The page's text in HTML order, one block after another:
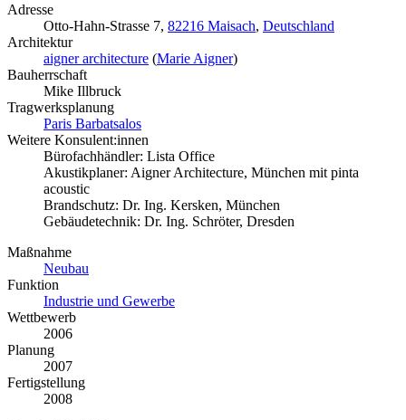
Adresse
Otto-Hahn-Strasse 7, 82216 Maisach, Deutschland
Architektur
aigner architecture (Marie Aigner)
Bauherrschaft
Mike Illbruck
Tragwerksplanung
Paris Barbatsalos
Weitere Konsulent:innen
Bürofachhändler: Lista Office
Akustikplaner: Aigner Architecture, München mit pinta
acoustic
Brandschutz: Dr. Ing. Kersken, München
Gebäudetechnik: Dr. Ing. Schröter, Dresden
Maßnahme
Neubau
Funktion
Industrie und Gewerbe
Wettbewerb
2006
Planung
2007
Fertigstellung
2008